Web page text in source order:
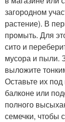
загородном
растение). В
промыть. Для
сито и
мусора и пыли.
выложите
Оставьте их
балконе или
полного
семечки, чтобы